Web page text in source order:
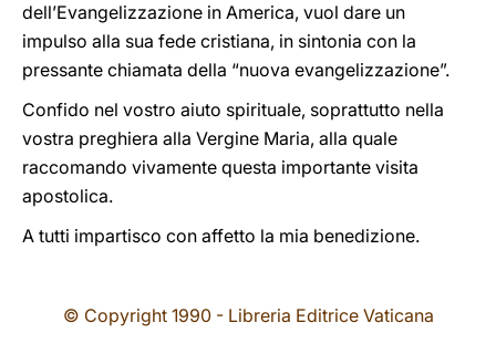
dell’Evangelizzazione in America, vuol dare un
impulso alla sua fede cristiana, in sintonia con la
pressante chiamata della “nuova evangelizzazione”.
Confido nel vostro aiuto spirituale, soprattutto nella
vostra preghiera alla Vergine Maria, alla quale
raccomando vivamente questa importante visita
apostolica.
A tutti impartisco con affetto la mia benedizione.
© Copyright 1990 - Libreria Editrice Vaticana